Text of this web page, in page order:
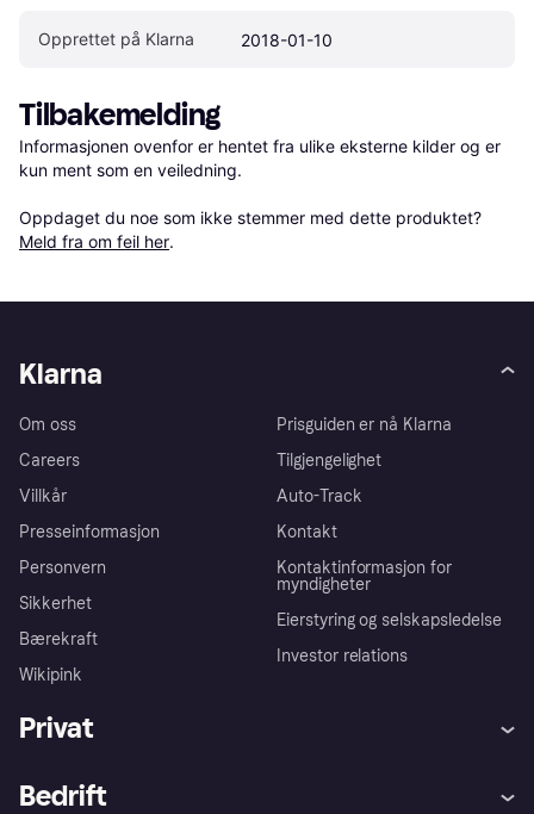
Opprettet på Klarna 2018-01-10
Tilbakemelding
Informasjonen ovenfor er hentet fra ulike eksterne kilder og er
kun ment som en veiledning.
Oppdaget du noe som ikke stemmer med dette produktet?
Meld fra om feil her.
Klarna
Om oss
Careers
Villkår
Presseinformasjon
Personvern
Sikkerhet
Bærekraft
Wikipink
Prisguiden er nå Klarna
Tilgjengelighet
Auto-Track
Kontakt
Kontaktinformasjon for
myndigheter
Eierstyring og selskapsledelse
Investor relations
Privat
Bedrift